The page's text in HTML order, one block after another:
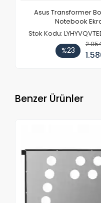
Asus Transformer
Notebook
Stok Kodu:
%23
Benzer Ürünler